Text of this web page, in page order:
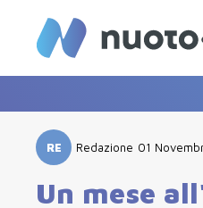
RE Redazione 01
Un mese